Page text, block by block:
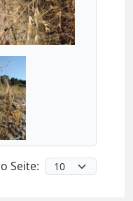
Seite: